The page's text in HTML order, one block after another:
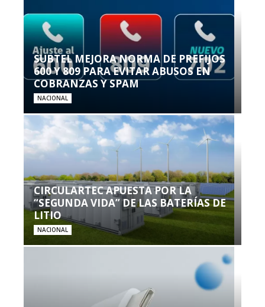
SUBTEL MEJORA NORMA DE PREFIJOS
600 Y 809 PARA EVITAR ABUSOS EN
COBRANZAS Y SPAM
NACIONAL
CIRCULARTEC APUESTA POR LA
“SEGUNDA VIDA” DE LAS BATERÍAS DE
LITIO
NACIONAL